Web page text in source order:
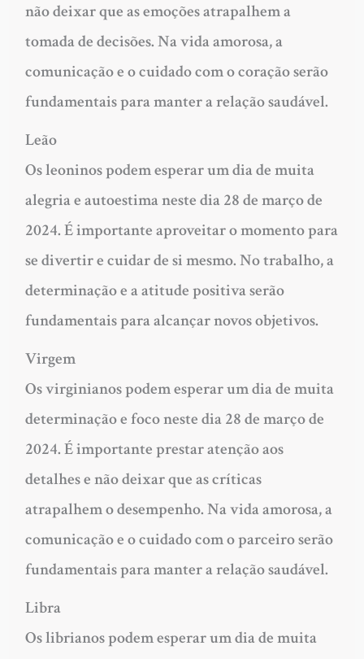
não deixar que as emoções atrapalhem a
tomada de decisões. Na vida amorosa, a
comunicação e o cuidado com o coração serão
fundamentais para manter a relação saudável.
Leão
Os leoninos podem esperar um dia de muita
alegria e autoestima neste dia 28 de março de
2024. É importante aproveitar o momento para
se divertir e cuidar de si mesmo. No trabalho, a
determinação e a atitude positiva serão
fundamentais para alcançar novos objetivos.
Virgem
Os virginianos podem esperar um dia de muita
determinação e foco neste dia 28 de março de
2024. É importante prestar atenção aos
detalhes e não deixar que as críticas
atrapalhem o desempenho. Na vida amorosa, a
comunicação e o cuidado com o parceiro serão
fundamentais para manter a relação saudável.
Libra
Os librianos podem esperar um dia de muita